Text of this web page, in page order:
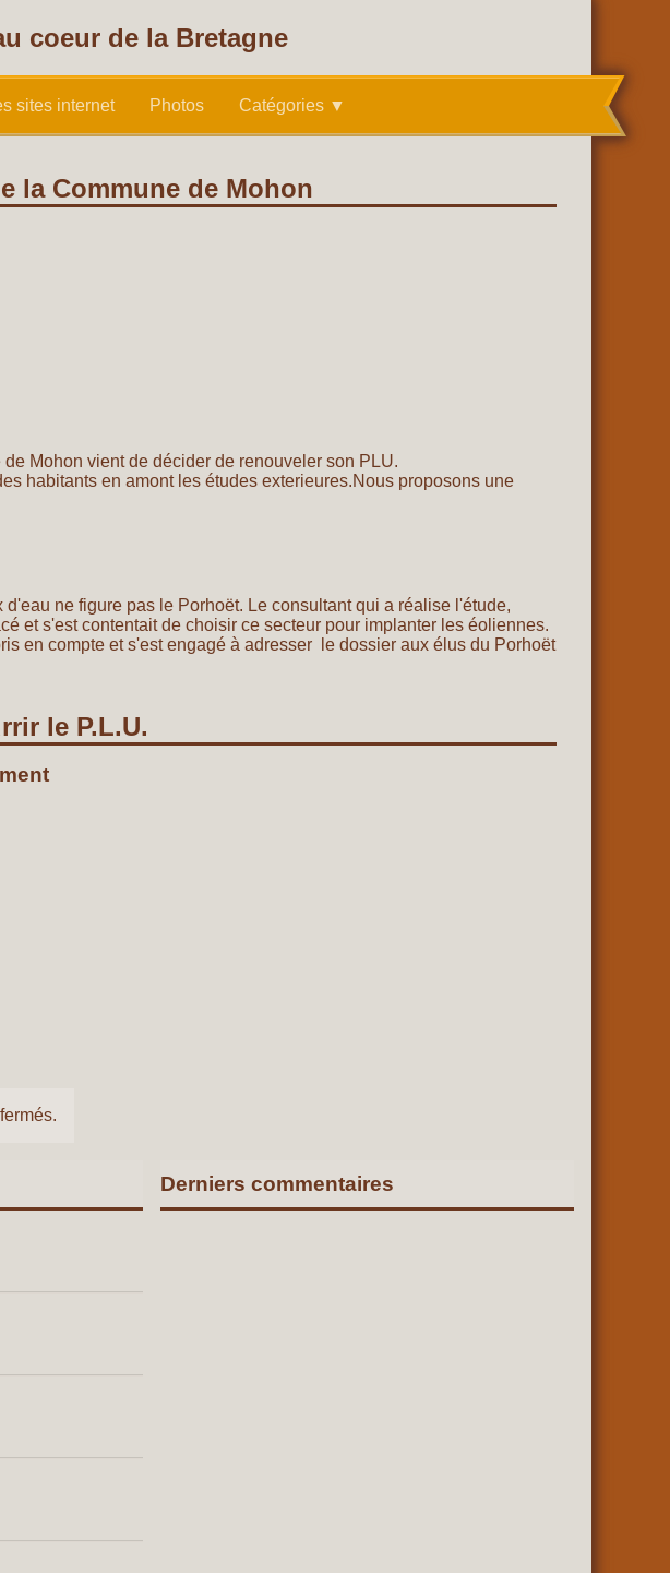
coeur de la Bretagne
sites internet Photos Catégories ▼
la Commune de Mohon
Mohon vient de décider de renouveler son PLU.
habitants en amont les études exterieures.Nous proposons une
ne figure pas le Porhoët. Le consultant qui a réalise l'étude,
et s'est contentait de choisir ce secteur pour implanter les éoliennes.
en compte et s'est engagé à adresser le dossier aux élus du Porhoët
le P.L.U.
Derniers commentaires